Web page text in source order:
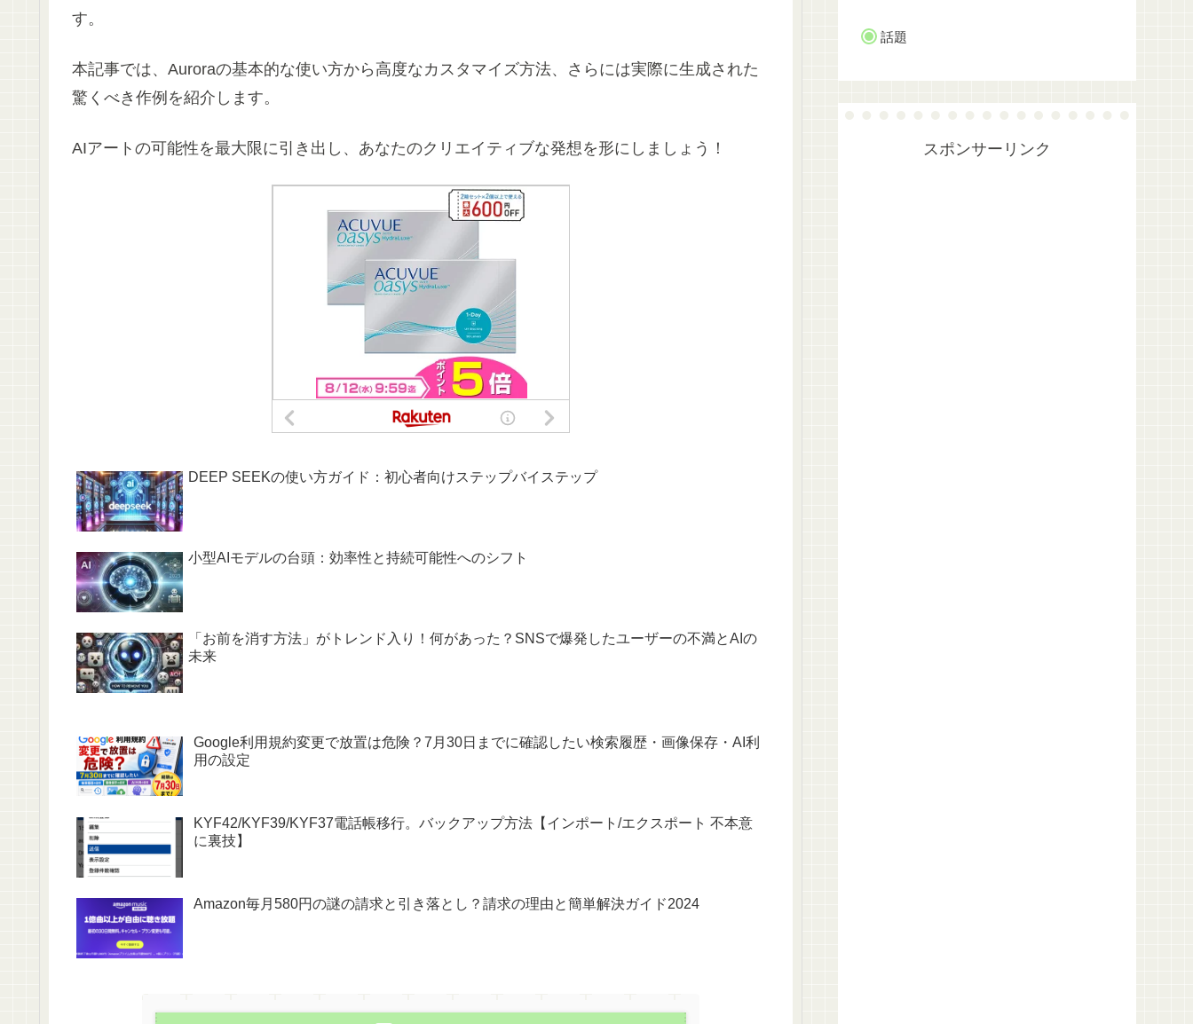
す。
本記事では、Auroraの基本的な使い方から高度なカスタマイズ方法、さらには実際に生成された
驚くべき作例を紹介します。
AIアートの可能性を最大限に引き出し、あなたのクリエイティブな発想を形にしましょう！
DEEP SEEKの使い方ガイド：初心者向けステップバイステップ
小型AIモデルの台頭：効率性と持続可能性へのシフト
「お前を消す方法」がトレンド入り！何があった？SNSで爆発したユーザーの不満とAIの
未来
Google利用規約変更で放置は危険？7月30日までに確認したい検索履歴・画像保存・AI利
用の設定
KYF42/KYF39/KYF37電話帳移行。バックアップ方法【インポート/エクスポート 不本意
に裏技】
Amazon毎月580円の謎の請求と引き落とし？請求の理由と簡単解決ガイド2024
話題
スポンサーリンク